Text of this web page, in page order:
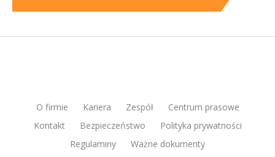
O firmie Kariera Zespół
Centrum prasowe
Kontakt
Bezpieczeństwo
Polityka prywatności
Regulaminy
Ważne dokumenty